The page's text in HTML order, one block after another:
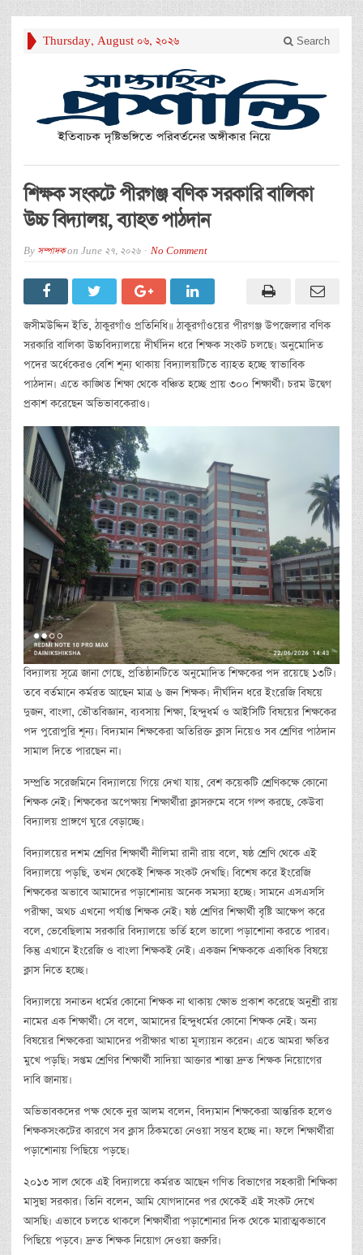
Thursday, August 06, 2026 Search
শিক্ষক সংকটে পীরগঞ্জ বণিক সরকারি বালিকা
উচ্চ বিদ্যালয়, ব্যাহত পাঠদান
By সম্পাদকon June 27, 2026 No Comment
জসীমউদ্দিন ইতি, ঠাকুরগাঁও প্রতিনিধি॥ ঠাকুরগাঁওয়ের পীরগঞ্জ উপজেলার বণিক
সরকারি বালিকা উচ্চবিদ্যালয়ে দীর্ঘদিন ধরে শিক্ষক সংকট চলছে। অনুমোদিত
পদের অর্ধেকেরও বেশি শূন্য থাকায় বিদ্যালয়টিতে ব্যাহত হচ্ছে স্বাভাবিক
পাঠদান। এতে কাঙ্খিত শিক্ষা থেকে বঞ্চিত হচ্ছে প্রায় ৩০০ শিক্ষার্থী। চরম উদ্বেগ
প্রকাশ করেছেন অভিভাবকেরাও।
বিদ্যালয় সূত্রে জানা গেছে, প্রতিষ্ঠানটিতে অনুমোদিত শিক্ষকের পদ রয়েছে ১৩টি।
তবে বর্তমানে কর্মরত আছেন মাত্র ৬ জন শিক্ষক। দীর্ঘদিন ধরে ইংরেজি বিষয়ে
দুজন, বাংলা, ভৌতবিজ্ঞান, ব্যবসায় শিক্ষা, হিন্দুধর্ম ও আইসিটি বিষয়ের শিক্ষকের
পদ পুরোপুরি শূন্য। বিদ্যমান শিক্ষকেরা অতিরিক্ত ক্লাস নিয়েও সব শ্রেণির পাঠদান
সামাল দিতে পারছেন না।
সম্প্রতি সরেজমিনে বিদ্যালয়ে গিয়ে দেখা যায়, বেশ কয়েকটি শ্রেণিকক্ষে কোনো
শিক্ষক নেই। শিক্ষকের অপেক্ষায় শিক্ষার্থীরা ক্লাসরুমে বসে গল্প করছে, কেউবা
বিদ্যালয় প্রাঙ্গণে ঘুরে বেড়াচ্ছে।
বিদ্যালয়ের দশম শ্রেণির শিক্ষার্থী নীলিমা রানী রায় বলে, ষষ্ঠ শ্রেণি থেকে এই
বিদ্যালয়ে পড়ছি, তখন থেকেই শিক্ষক সংকট দেখছি। বিশেষ করে ইংরেজি
শিক্ষকের অভাবে আমাদের পড়াশোনায় অনেক সমস্যা হচ্ছে। সামনে এসএসসি
পরীক্ষা, অথচ এখনো পর্যাপ্ত শিক্ষক নেই। ষষ্ঠ শ্রেণির শিক্ষার্থী বৃষ্টি আক্ষেপ করে
বলে, ভেবেছিলাম সরকারি বিদ্যালয়ে ভর্তি হলে ভালো পড়াশোনা করতে পারব।
কিন্তু এখানে ইংরেজি ও বাংলা শিক্ষকই নেই। একজন শিক্ষককে একাধিক বিষয়ে
ক্লাস নিতে হচ্ছে।
বিদ্যালয়ে সনাতন ধর্মের কোনো শিক্ষক না থাকায় ক্ষোভ প্রকাশ করেছে অনুশ্রী রায়
নামের এক শিক্ষার্থী। সে বলে, আমাদের হিন্দুধর্মের কোনো শিক্ষক নেই। অন্য
বিষয়ের শিক্ষকেরা আমাদের পরীক্ষার খাতা মূল্যায়ন করেন। এতে আমরা ক্ষতির
মুখে পড়ছি। সপ্তম শ্রেণির শিক্ষার্থী সাদিয়া আক্তার শান্তা দ্রুত শিক্ষক নিয়োগের
দাবি জানায়।
অভিভাবকদের পক্ষ থেকে নুর আলম বলেন, বিদ্যমান শিক্ষকেরা আন্তরিক হলেও
শিক্ষকসংকটের কারণে সব ক্লাস ঠিকমতো নেওয়া সম্ভব হচ্ছে না। ফলে শিক্ষার্থীরা
পড়াশোনায় পিছিয়ে পড়ছে।
২০১৩ সাল থেকে এই বিদ্যালয়ে কর্মরত আছেন গণিত বিভাগের সহকারী শিক্ষিকা
মাসুছা সরকার। তিনি বলেন, আমি যোগদানের পর থেকেই এই সংকট দেখে
আসছি। এভাবে চলতে থাকলে শিক্ষার্থীরা পড়াশোনার দিক থেকে মারাত্মকভাবে
পিছিয়ে পড়বে। দ্রুত শিক্ষক নিয়োগ দেওয়া জরুরি।